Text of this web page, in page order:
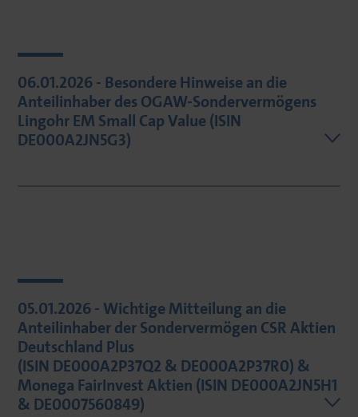
06.01.2026 - Besondere Hinweise an die
Anteilinhaber des OGAW-Sondervermögens
Lingohr EM Small Cap Value (ISIN
DE000A2JN5G3)
05.01.2026 - Wichtige Mitteilung an die
Anteilinhaber der Sondervermögen CSR Aktien
Deutschland Plus
(ISIN DE000A2P37Q2 & DE000A2P37R0) &
Monega FairInvest Aktien (ISIN DE000A2JN5H1
& DE0007560849)